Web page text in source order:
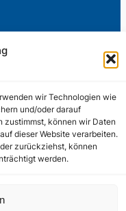
wir Technologien wie
und/oder darauf
zustimmst, können wir Daten
dieser Website verarbeiten.
zurückziehst, können
werden.